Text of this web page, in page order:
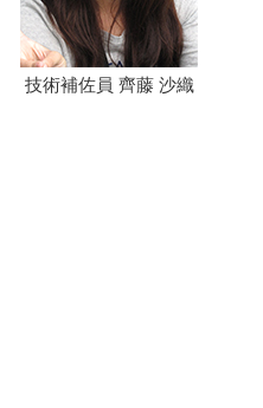
技術補佐員 齊藤 沙織